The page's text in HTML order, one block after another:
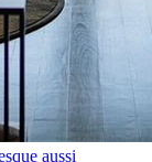
aussi